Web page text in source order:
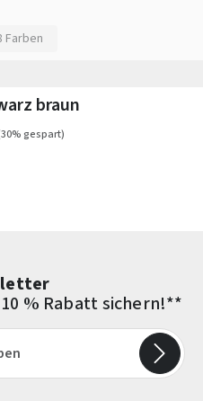
Farben
braun
gespart)
% Rabatt sichern!**